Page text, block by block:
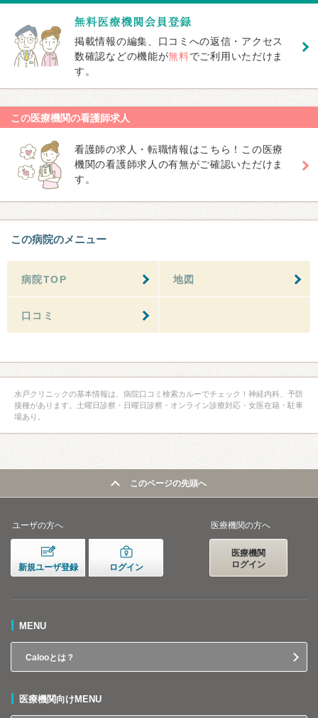
掲載情報の編集、口コミへの返信・アクセス
数確認などの機能が無料でご利用いただけま
す。
この医療機関の看護師求人
看護師の求人・転職情報はこちら！この医療
機関の看護師求人の有無がご確認いただけま
す。
この病院のメニュー
病院TOP 地図
口コミ
水戸クリニックの基本情報は、病院口コミ検索カルーでチェック！神経内科、予防
接種があります。土曜日診察・日曜日診察・オンライン診療対応・女医在籍・駐車
場あり。
このページの先頭へ
ユーザの方へ
新規ユーザ登録 ログイン
医療機関の方へ
医療機関
ログイン
MENU
Calooとは？
医療機関向けMENU